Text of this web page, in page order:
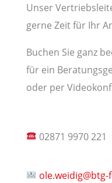
Unser
gerne Zeit für Ihr
Buchen Sie ganz
für ein
oder per
02871 9970 221